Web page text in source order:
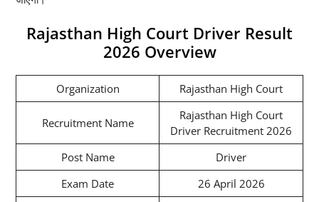
Rajasthan High Court Driver Result
2026 Overview
Organization Rajasthan High Court
Recruitment Name
Rajasthan High Court
Driver Recruitment 2026
Post Name
Driver
Exam Date
26 April 2026